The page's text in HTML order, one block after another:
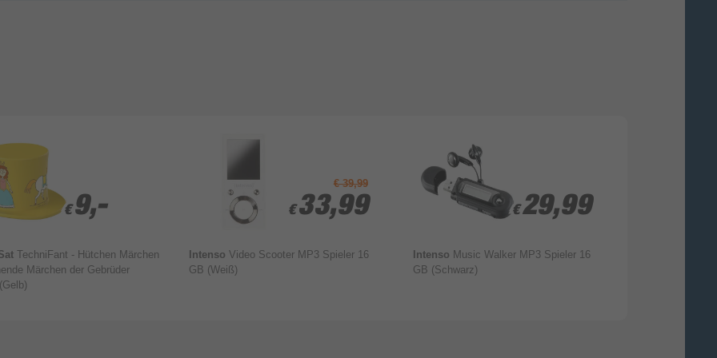
Flash-Speicher
Gesamtspeicherkapazität
Integrierter Kartenleser
Technische Details
Konformitätsbescheinigungen CE
Verpackungsinformation
€ 9,-
€ 9,-
TechniFant - Hütchen Märchen
Märchen der Gebrüder
€ 39,99
€ 33,99
€ 33,99
Intenso Video Scooter MP3 Spieler 16
GB (Weiß)
€ 29,99
€ 29,99
Intenso Music Walker MP3 Spieler 16
GB (Schwarz)